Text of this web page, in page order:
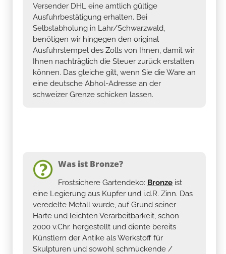
Versender DHL eine amtlich gültige
Ausfuhrbestätigung erhalten. Bei
Selbstabholung in Lahr/Schwarzwald,
benötigen wir hingegen den original
Ausfuhrstempel des Zolls von Ihnen, damit wir
Ihnen nachträglich die Steuer zurück erstatten
können. Das gleiche gilt, wenn Sie die Ware an
eine deutsche Abhol-Adresse an der
schweizer Grenze schicken lassen.
Was ist Bronze?
Frostsichere Gartendeko: Bronze ist
eine Legierung aus Kupfer und i.d.R. Zinn. Das
veredelte Metall wurde, auf Grund seiner
Härte und leichten Verarbeitbarkeit, schon
2000 v.Chr. hergestellt und diente bereits
Künstlern der Antike als Werkstoff für
Skulpturen und sowohl schmückende /